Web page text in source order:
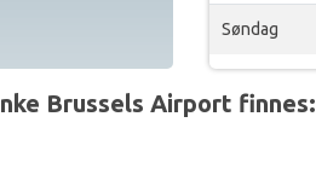
Søndag
Brussels Airport finnes: